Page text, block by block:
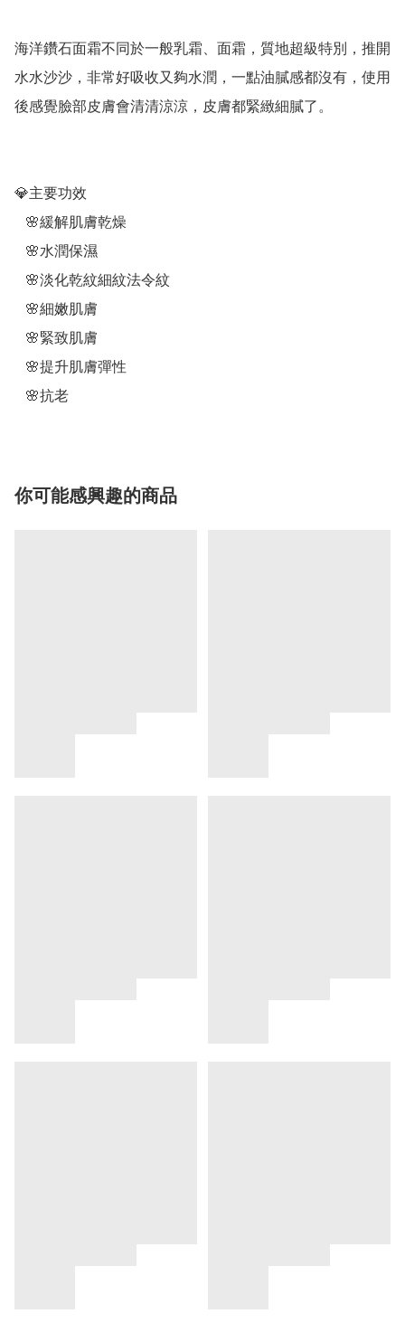
海洋鑽石面霜不同於一般乳霜、面霜，質地超級特別，推開
水水沙沙，非常好吸收又夠水潤，一點油膩感都沒有，使用
後感覺臉部皮膚會清清涼涼，皮膚都緊緻細膩了。
💎主要功效
   🌸抗老
你可能感興趣的商品